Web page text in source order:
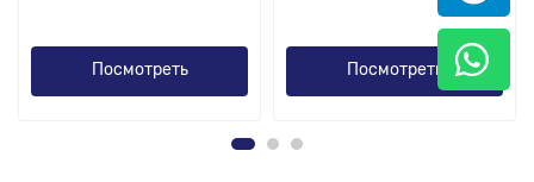
Посмотреть Посмотреть